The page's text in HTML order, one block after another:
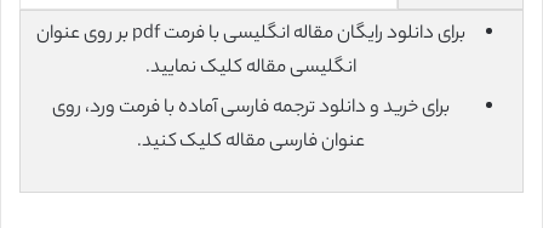
برای دانلود رایگان مقاله انگلیسی با فرمت pdf بر روی عنوان
انگلیسی مقاله کلیک نمایید.
برای خرید و دانلود ترجمه فارسی آماده با فرمت ورد، روی
عنوان فارسی مقاله کلیک کنید.